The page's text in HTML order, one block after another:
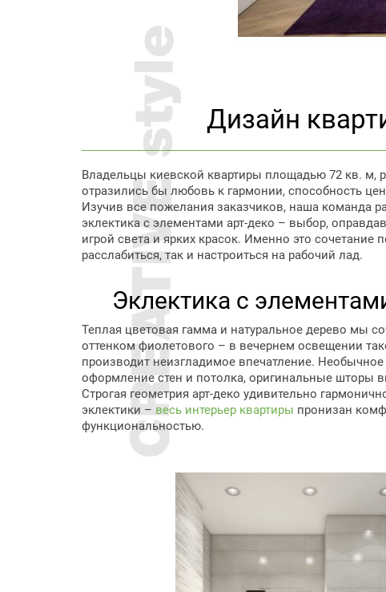
Дизайн
Владельцы киевской квартиры площадью 72 кв. м,
отразились бы любовь к гармонии, способность
Изучив все пожелания заказчиков, наша команда
эклектика с элементами арт-деко – выбор,
игрой света и ярких красок. Именно это
расслабиться, так и настроиться на рабочий лад.
Эклектика с
Теплая цветовая гамма и натуральное дерево мы
оттенком фиолетового – в вечернем освещении
производит неизгладимое впечатление.
оформление стен и потолка, оригинальные шторы
Строгая геометрия арт-деко удивительно
эклектики – весь интерьер квартиры пронизан
функциональностью.